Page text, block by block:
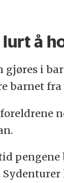
å
gjøres i
barnet fra
pengene